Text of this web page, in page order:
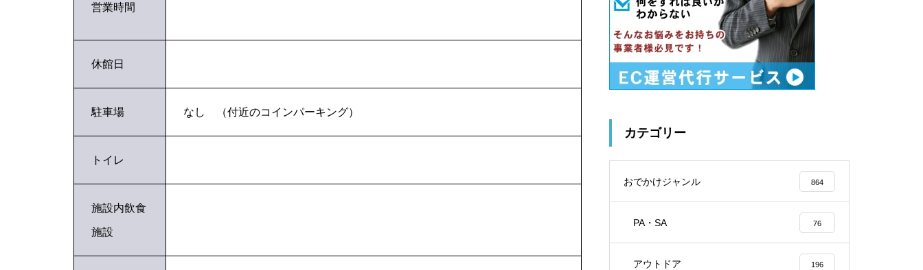
営業時間
休館日
駐車場 なし （付近のコインパーキング）
トイレ
施設内飲食
施設
カテゴリー
おでかけジャンル 864
PA・SA 76
アウトドア 196